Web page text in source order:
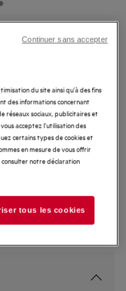
pour prendre
à la
du produit.
du site ainsi qu’à des fins
des informations concernant
réseaux sociaux, publicitaires et
acceptez l'utilisation des
certains types de cookies et
en mesure de vous offrir
notre déclaration
tous les cookies
Continuer sans accepter